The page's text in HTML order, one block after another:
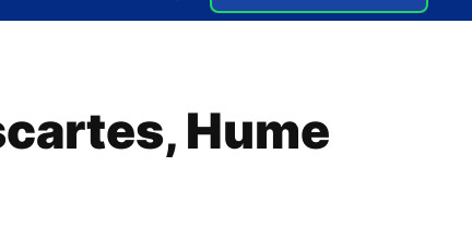
Hume